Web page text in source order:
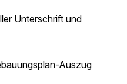
Unterschrift und
Auszug